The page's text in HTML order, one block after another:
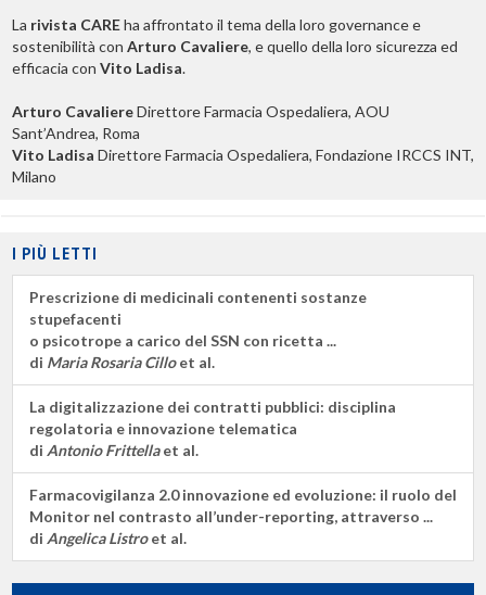
La rivista CAREha affrontato il tema della loro governance e
sostenibilità con Arturo Cavaliere, e quello della loro sicurezza ed
efficacia con Vito Ladisa.
Arturo CavaliereDirettore Farmacia Ospedaliera, AOU
Sant’Andrea, Roma
Vito Ladisa Direttore Farmacia Ospedaliera, Fondazione IRCCS INT,
Milano
I PIÙ LETTI
Prescrizione di medicinali contenenti sostanze
stupefacenti
o psicotrope a carico del SSN con ricetta ...
di Maria Rosaria Cilloet al.
La digitalizzazione dei contratti pubblici: disciplina
regolatoria e innovazione telematica
di Antonio Frittellaet al.
Farmacovigilanza 2.0 innovazione ed evoluzione: il ruolo del
Monitor nel contrasto all’under-reporting, attraverso ...
di Angelica Listroet al.